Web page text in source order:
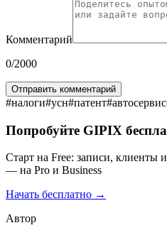
Комментарий
0/2000
Отправить комментарий
#налоги#усн#патент#автосервис
Попробуйте GIPIX
Старт на Free: записи, клиенты
— на Pro и Business
Начать бесплатно →
Автор